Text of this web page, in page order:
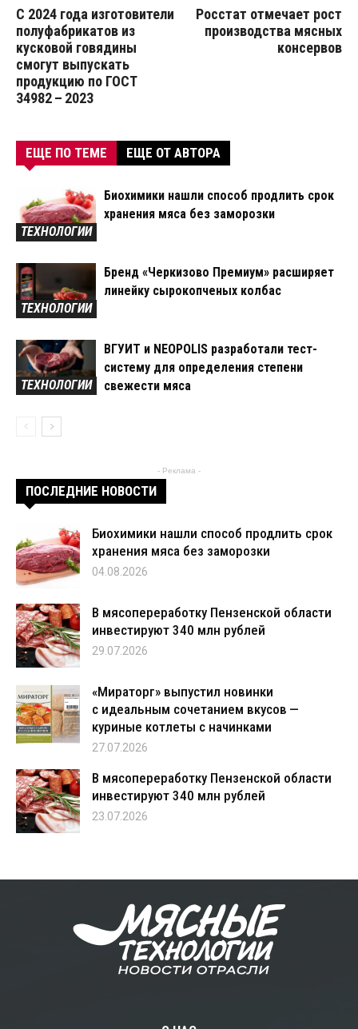
С 2024 года изготовители
полуфабрикатов из
кусковой говядины
смогут выпускать
продукцию по ГОСТ
34982 – 2023
Росстат отмечает рост
производства мясных
консервов
ЕЩЕ ПО ТЕМЕ ЕЩЕ ОТ АВТОРА
ТЕХНОЛОГИИ
Биохимики нашли способ продлить срок
хранения мяса без заморозки
ТЕХНОЛОГИИ
Бренд «Черкизово Премиум» расширяет
линейку сырокопченых колбас
ТЕХНОЛОГИИ
ВГУИТ и NEOPOLIS разработали тест-
систему для определения степени
свежести мяса
- Реклама -
ПОСЛЕДНИЕ НОВОСТИ
Биохимики нашли способ продлить срок
хранения мяса без заморозки
04.08.2026
В мясопереработку Пензенской области
инвестируют 340 млн рублей
29.07.2026
«Мираторг» выпустил новинки
с идеальным сочетанием вкусов —
куриные котлеты с начинками
27.07.2026
В мясопереработку Пензенской области
инвестируют 340 млн рублей
23.07.2026